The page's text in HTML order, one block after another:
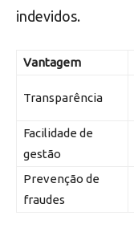
indevidos.
Vantagem
Transparência
Facilidade de
gestão
Prevenção de
fraudes